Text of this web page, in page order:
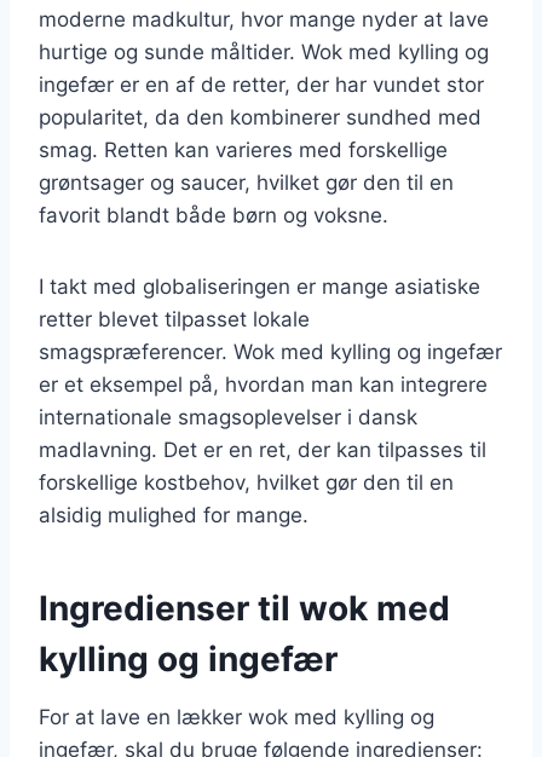
moderne madkultur, hvor mange nyder at lave
hurtige og sunde måltider. Wok med kylling og
ingefær er en af de retter, der har vundet stor
popularitet, da den kombinerer sundhed med
smag. Retten kan varieres med forskellige
grøntsager og saucer, hvilket gør den til en
favorit blandt både børn og voksne.
I takt med globaliseringen er mange asiatiske
retter blevet tilpasset lokale
smagspræferencer. Wok med kylling og ingefær
er et eksempel på, hvordan man kan integrere
internationale smagsoplevelser i dansk
madlavning. Det er en ret, der kan tilpasses til
forskellige kostbehov, hvilket gør den til en
alsidig mulighed for mange.
Ingredienser til wok med
kylling og ingefær
For at lave en lækker wok med kylling og
ingefær, skal du bruge følgende ingredienser: